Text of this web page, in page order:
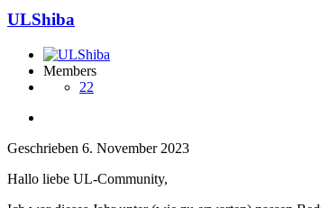
ULShiba
Members
22
Geschrieben 6. November 2023
Hallo liebe UL-Community,